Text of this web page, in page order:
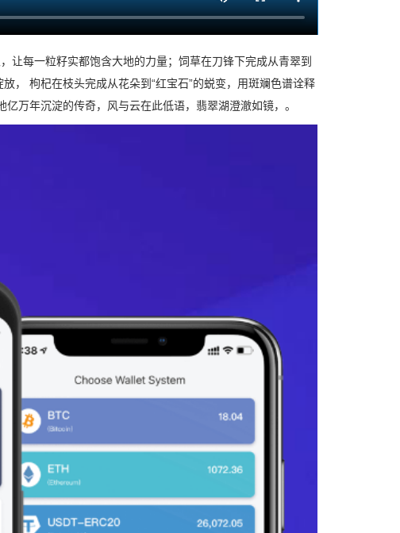
让每一粒籽实都饱含大地的力量；饲草在刀锋下完成从青翠到
， 枸杞在枝头完成从花朵到“红宝石”的蜕变，用斑斓色谱诠释
万年沉淀的传奇，风与云在此低语，翡翠湖澄澈如镜，。